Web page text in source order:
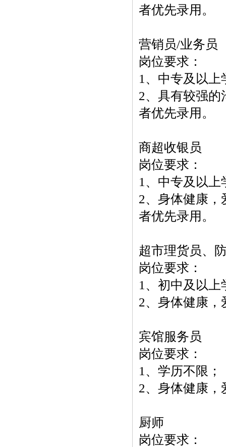
者优先录用。
营销员/业务员
岗位要求：
1、中专及以
2、具有较强的
者优先录用。
商超收银员
岗位要求：
1、中专及以上
2、身体健康，
者优先录用。
超市理货员、
岗位要求：
1、初中及以
2、身体健康，
宾馆服务员
岗位要求：
1、学历不限；
2、身体健康，
厨师
岗位要求：